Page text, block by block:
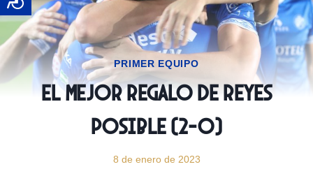
PRIMER EQUIPO
El mejor regalo de Reyes
posible (2-0)
8 de enero de 2023